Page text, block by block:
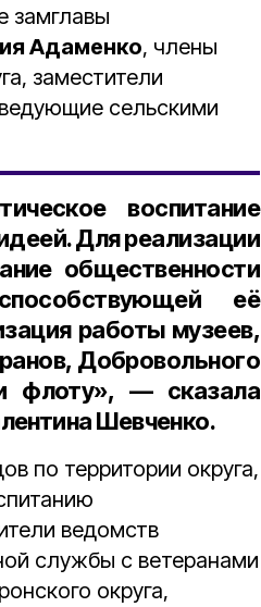
замглавы
Адаменко, члены
заместители
сельскими
воспитание
Для реализации
общественности
её
работы музеев,
Добровольного
флоту», — сказала
Шевченко.
по территории округа,
ведомств
службы с ветеранами
округа,